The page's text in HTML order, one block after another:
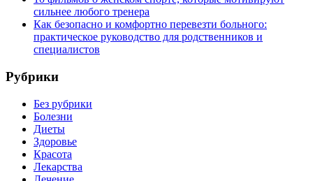
сильнее любого тренера
Как безопасно и комфортно перевезти больного:
практическое руководство для родственников и
специалистов
Рубрики
Без рубрики
Болезни
Диеты
Здоровье
Красота
Лекарства